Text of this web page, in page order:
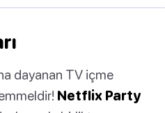
dayanan TV içme
Netflix Party